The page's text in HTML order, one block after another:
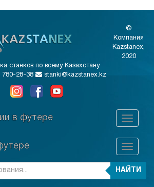
©
Компания
Kazstanex,
2020
станков по всему Казахстану
28-38
stanki@kazstanex.kz
в футере
НАЙТИ